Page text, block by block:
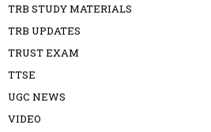
TRB STUDY MATERIALS
TRB UPDATES
TRUST EXAM
TTSE
UGC NEWS
VIDEO